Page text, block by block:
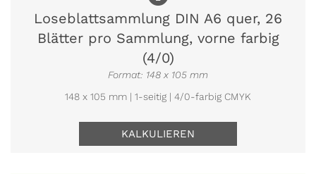
Loseblattsammlung DIN A6 quer, 26
Blätter pro Sammlung, vorne farbig
(4/0)
Format: 148 x 105 mm
148 x 105 mm | 1-seitig | 4/0-farbig CMYK
KALKULIEREN